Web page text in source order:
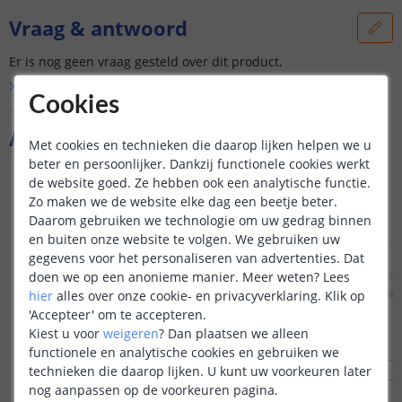
Aanvullende producten
NIEUW
Vraag & antwoord
Er is nog geen vraag gesteld over dit product.
Cookies
Met cookies en technieken die daarop lijken helpen we u
beter en persoonlijker. Dankzij functionele cookies werkt
de website goed. Ze hebben ook een analytische functie.
Zo maken we de website elke dag een beetje beter.
Daarom gebruiken we technologie om uw gedrag binnen
en buiten onze website te volgen. We gebruiken uw
gegevens voor het personaliseren van advertenties. Dat
doen we op een anonieme manier. Meer weten? Lees
hier alles over onze cookie- en privacyverklaring. Klik op
'Accepteer' om te accepteren.
Kiest u voor weigeren? Dan plaatsen we alleen
functionele en analytische cookies en gebruiken we
technieken die daarop lijken. U kunt uw voorkeuren later
nog aanpassen op de voorkeuren pagina.